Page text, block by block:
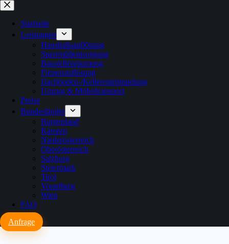
Zum
Inhalt
springenStartseite
Leistungen
Haushaltsauflösung
Sperrmüllentsorgung
Baustellenräumung
Firmenauflösung
Dachboden-/Kellerentrümpelung
Umzug & Möbeltransport
Preise
Bundesländer
Burgenland
Kärnten
Niederösterreich
Oberösterreich
Salzburg
Steiermark
Tirol
Vorarlberg
Wien
FAQ
Anfrage